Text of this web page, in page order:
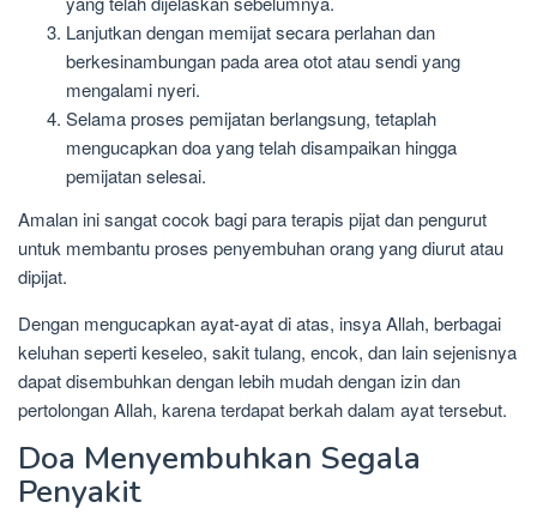
Lanjutkan dengan memijat secara perlahan dan
berkesinambungan pada area otot atau sendi yang
mengalami nyeri.
Selama proses pemijatan berlangsung, tetaplah
mengucapkan doa yang telah disampaikan hingga
pemijatan selesai.
Amalan ini sangat cocok bagi para terapis pijat dan pengurut
untuk membantu proses penyembuhan orang yang diurut atau
dipijat.
Dengan mengucapkan ayat-ayat di atas, insya Allah, berbagai
keluhan seperti keseleo, sakit tulang, encok, dan lain sejenisnya
dapat disembuhkan dengan lebih mudah dengan izin dan
pertolongan Allah, karena terdapat berkah dalam ayat tersebut.
Doa Menyembuhkan Segala
Penyakit